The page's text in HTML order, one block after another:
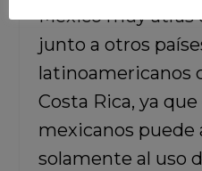
México muy atrás
junto a otros
latinoamericanos
Costa Rica, ya
mexicanos puede
solamente al uso